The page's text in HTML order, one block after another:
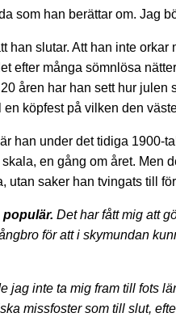
som han berättar om. Jag
han slutar. Att han inte orkar
efter många sömnlösa
åren har han sett hur julen
köpfest på vilken den
han under det tidiga 1900-
en gång om året. Men
utan saker han tvingats till
Det har fått mig att
för att i skymundan
jag inte ta mig fram till fots
missfoster som till slut,